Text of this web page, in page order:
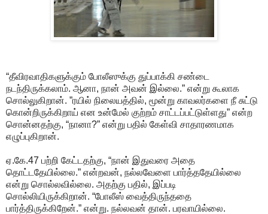
“தீவிரவாதிகளுக்கும் போலீஸுக்கு துப்பாக்கி சண்டை
நடந்திருக்கலாம். ஆனா, நான் அவன் இல்லை.” என்று கூலாக
சொல்லுகிறான். ”ரயில் நிலையத்தில், மூன்று காவலர்களை நீ சுட்டு
கொன்றிருக்கிறாய் என உன்மேல் குற்றம் சாட்டப்பட்டுள்ளது” என்ற
சொன்னதற்கு, “நானா?” என்று பதில் கேள்வி சாதாரணமாக
எழுப்புகிறான்.
ஏ.கே.47 பற்றி கேட்டதற்கு, “நான் இதுவரை அதை
தொட்டதேயில்லை.” என்றவன், நல்லவேளை பார்த்ததேயில்லை
என்று சொல்லவில்லை. அதற்கு பதில், இப்படி
சொல்லியிருக்கிறான். “போலீஸ் வைத்திருந்ததை
பார்த்திருக்கிறேன்.” என்று. நல்லவன் தான். பரவாயில்லை.